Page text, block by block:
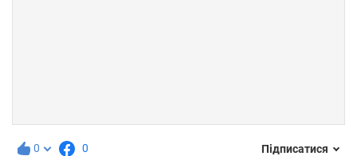
0 0 Підписатися